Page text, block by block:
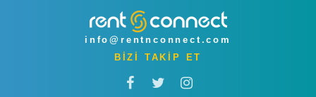
info@rentnconnect.com
BİZİ TAKİP ET